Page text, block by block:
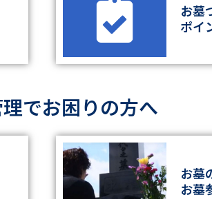
お墓
ポイ
でお困りの方へ
お墓
お墓